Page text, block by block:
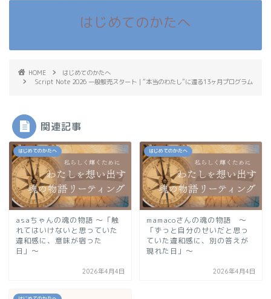
はじめてのかたへ
HOME
はじめてのかたへ
Script Note 2026 一般販売スタート｜“本当のわたし”に還る13ヶ月プログラム
関連記事
はじめてのかたへ
asaちゃんの魂の物語 〜「触
れてはいけないと思っていた
違和感に、意味が宿った
日」〜
2026年4月4日
はじめてのかたへ
mamacoさんの魂の物語 〜
「ずっと自分のせいだと思っ
ていた違和感に、別の答えが
現れた日」〜
2026年4月4日